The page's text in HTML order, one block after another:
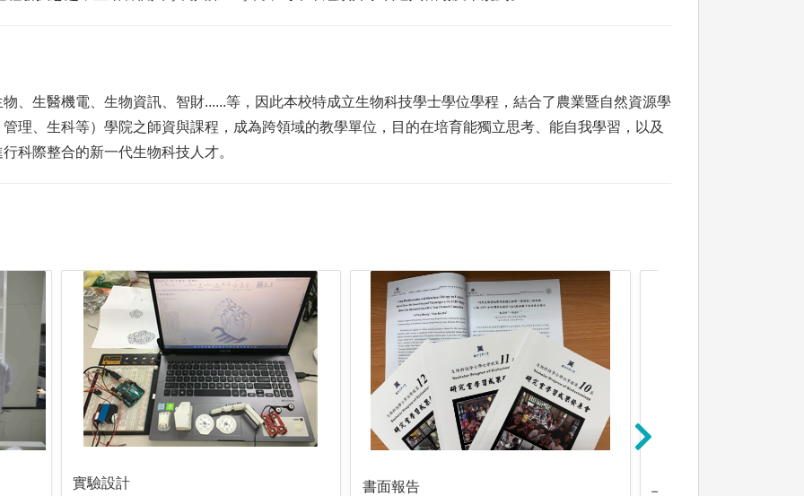
、生醫機電、生物資訊、智財......等，因此本校特成立生物科技學士學位學程，結合了農業暨自然資源學
理、生科等）學院之師資與課程，成為跨領域的教學單位，目的在培育能獨立思考、能自我學習，以及
科際整合的新一代生物科技人才。
實驗設計 書面報告